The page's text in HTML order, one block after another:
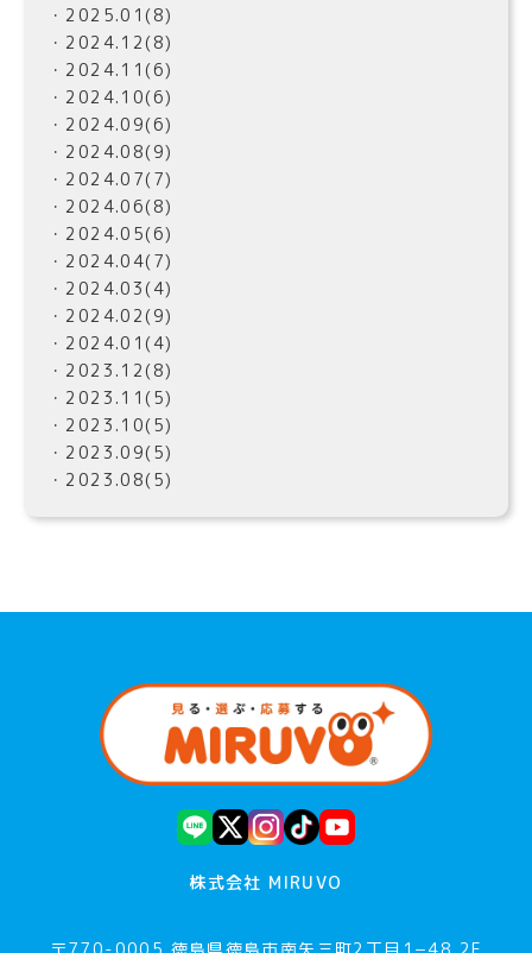
・2025.01(8)
・2024.12(8)
・2024.11(6)
・2024.10(6)
・2024.09(6)
・2024.08(9)
・2024.07(7)
・2024.06(8)
・2024.05(6)
・2024.04(7)
・2024.03(4)
・2024.02(9)
・2024.01(4)
・2023.12(8)
・2023.11(5)
・2023.10(5)
・2023.09(5)
・2023.08(5)
株式会社 MIRUVO